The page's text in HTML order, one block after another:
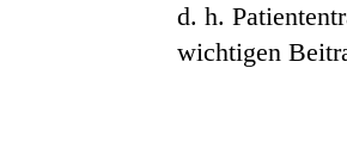
d. h.
wichtigen